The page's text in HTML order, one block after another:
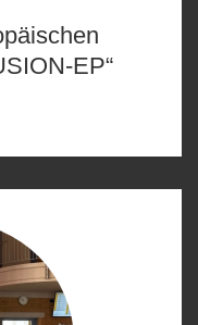
EP“